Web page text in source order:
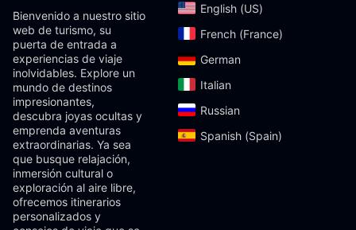
Bienvenido a nuestro sitio
web de turismo, su
puerta de entrada a
experiencias de viaje
inolvidables. Explore un
mundo de destinos
impresionantes,
descubra joyas ocultas y
emprenda aventuras
extraordinarias. Ya sea
que busque relajación,
inmersión cultural o
exploración al aire libre,
ofrecemos itinerarios
personalizados y
English (US)‎
French (France)‎
German‎
Italian‎
Russian‎
Spanish (Spain)‎